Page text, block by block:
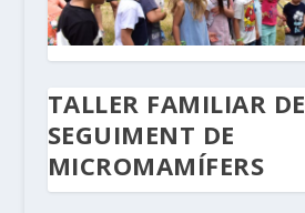
TALLER FAMILIAR DE
SEGUIMENT DE
MICROMAMÍFERS